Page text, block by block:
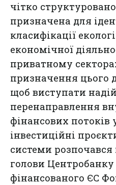
чітко
призначена для
класифікації
економічної
приватному
призначення цього
щоб виступати
перенаправлення
фінансових потоків
інвестиційні
системи розпочався
голови
фінансованого ЄС